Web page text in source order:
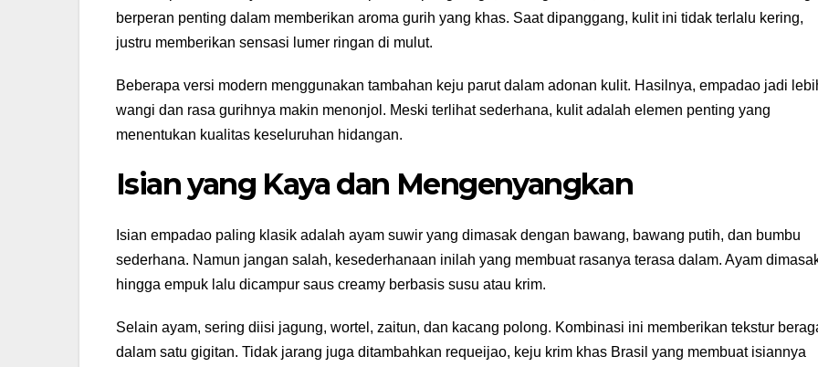
berperan penting dalam memberikan aroma gurih yang khas. Saat dipanggang, kulit ini tidak terlalu kering,
justru memberikan sensasi lumer ringan di mulut.
Beberapa versi modern menggunakan tambahan keju parut dalam adonan kulit. Hasilnya, empadao jadi
wangi dan rasa gurihnya makin menonjol. Meski terlihat sederhana, kulit adalah elemen penting yang
menentukan kualitas keseluruhan hidangan.
Isian yang Kaya dan Mengenyangkan
Isian empadao paling klasik adalah ayam suwir yang dimasak dengan bawang, bawang putih, dan bumbu
sederhana. Namun jangan salah, kesederhanaan inilah yang membuat rasanya terasa dalam. Ayam
hingga empuk lalu dicampur saus creamy berbasis susu atau krim.
Selain ayam, sering diisi jagung, wortel, zaitun, dan kacang polong. Kombinasi ini memberikan tekstur
dalam satu gigitan. Tidak jarang juga ditambahkan requeijao, keju krim khas Brasil yang membuat isiannya